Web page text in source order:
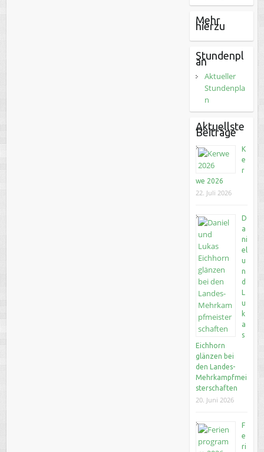
Mehr
hierzu
Stundenpl
an
Aktueller
Stundenpla
n
Aktuellste
Beiträge
K
e
r
we 2026
22. Juli 2026
D
a
ni
el
u
n
d
u
k
a
s
Eichhorn
glänzen bei
den Landes-
Mehrkampfmei
sterschaften
20. Juni 2026
F
e
ri